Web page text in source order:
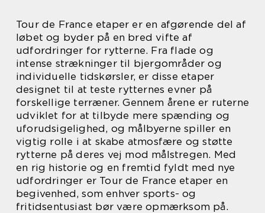
Tour de France etaper er en afgørende del af
løbet og byder på en bred vifte af
udfordringer for rytterne. Fra flade og
intense strækninger til bjergområder og
individuelle tidskørsler, er disse etaper
designet til at teste rytternes evner på
forskellige terræner. Gennem årene er ruterne
udviklet for at tilbyde mere spænding og
uforudsigelighed, og målbyerne spiller en
vigtig rolle i at skabe atmosfære og støtte
rytterne på deres vej mod målstregen. Med
en rig historie og en fremtid fyldt med nye
udfordringer er Tour de France etaper en
begivenhed, som enhver sports- og
fritidsentusiast bør være opmærksom på.